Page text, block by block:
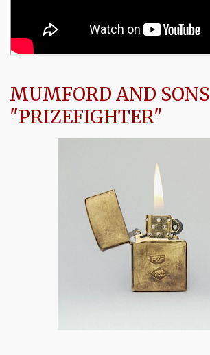
MUMFORD AND SONS
"PRIZEFIGHTER"